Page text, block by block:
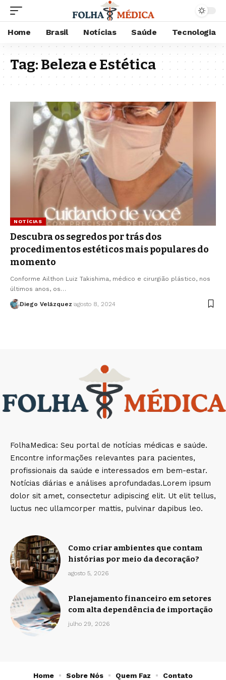
Home Brasil Notícias Saúde Tecnologia
Tag:Beleza e Estética
NOTÍCIAS
Descubra os segredos por trás dos
procedimentos estéticos mais populares do
momento
Conforme Ailthon Luiz Takishima, médico e cirurgião plástico, nos
últimos anos, os…
Diego Velázquez agosto 8, 2024
FolhaMedica: Seu portal de notícias médicas e saúde.
Encontre informações relevantes para pacientes,
profissionais da saúde e interessados em bem-estar.
Notícias diárias e análises aprofundadas.Lorem ipsum
dolor sit amet, consectetur adipiscing elit. Ut elit tellus,
luctus nec ullamcorper mattis, pulvinar dapibus leo.
Como criar ambientes que contam
histórias por meio da decoração?
agosto 5, 2026
Planejamento financeiro em setores
com alta dependência de importação
julho 29, 2026
Home Sobre Nós Quem Faz Contato